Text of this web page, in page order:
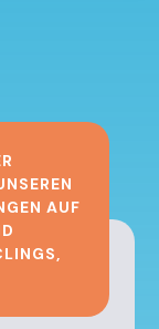
AUF
,